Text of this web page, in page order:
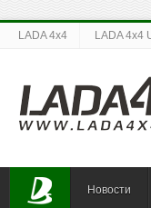
LADA 4x4 LADA 4x4
Новости